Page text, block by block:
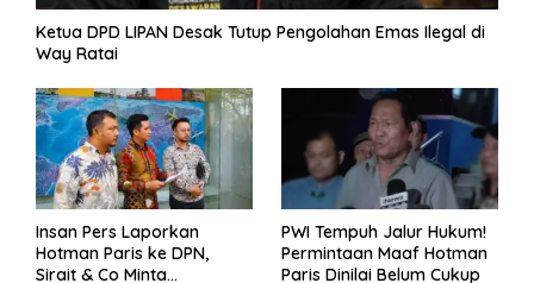
Ketua DPD LIPAN Desak Tutup Pengolahan Emas Ilegal di
Way Ratai
Insan Pers Laporkan
Hotman Paris ke DPN,
Sirait & Co Minta
PWI Tempuh Jalur Hukum!
Permintaan Maaf Hotman
Paris Dinilai Belum Cukup